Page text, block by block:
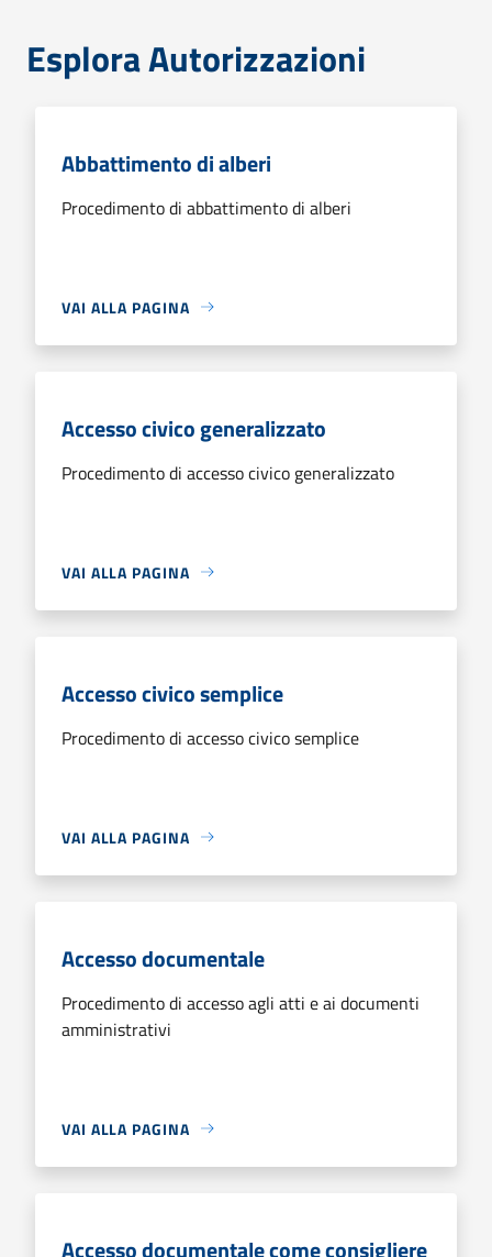
Esplora Autorizzazioni
Abbattimento di alberi
Procedimento di abbattimento di alberi
VAI ALLA PAGINA
Accesso civico generalizzato
Procedimento di accesso civico generalizzato
VAI ALLA PAGINA
Accesso civico semplice
Procedimento di accesso civico semplice
VAI ALLA PAGINA
Accesso documentale
Procedimento di accesso agli atti e ai documenti
amministrativi
VAI ALLA PAGINA
Accesso documentale come consigliere